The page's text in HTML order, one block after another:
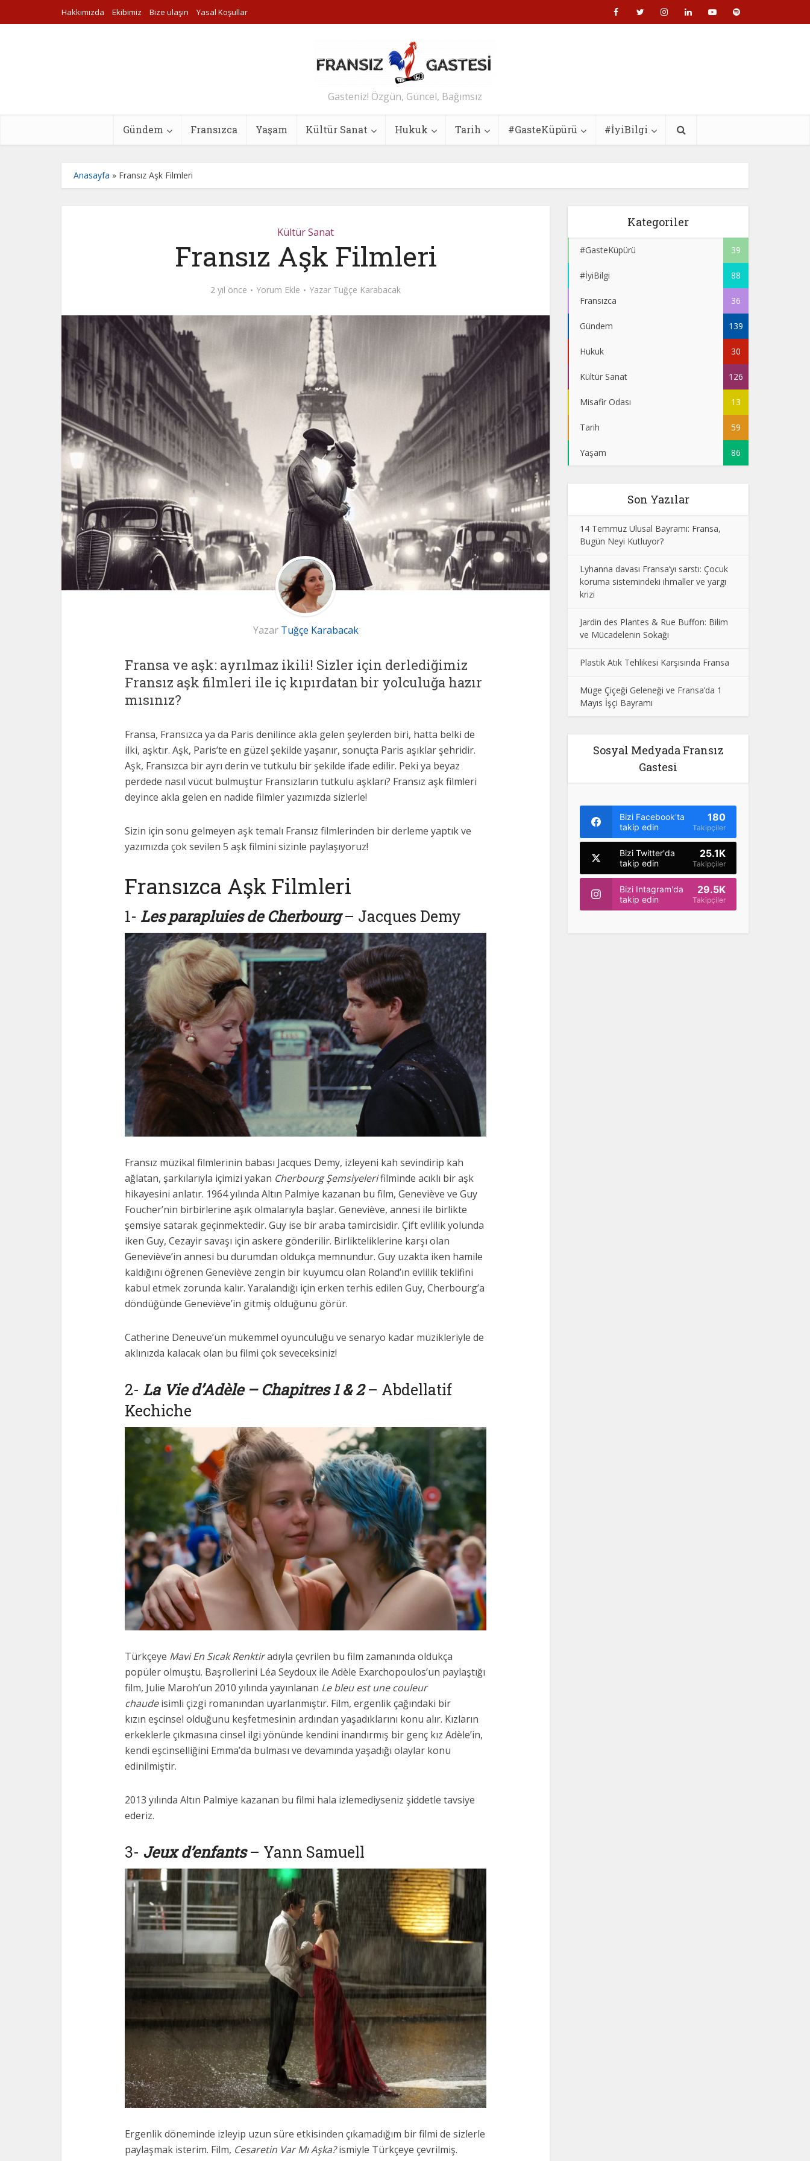
Hakkımızda Ekibimiz Bize ulaşın Yasal Koşullar
Gasteniz! Özgün, Güncel, Bağımsız
Gündem Fransızca Yaşam Kültür Sanat Hukuk Tarih #GasteKüpürü #İyiBilgi
Anasayfa » Fransız Aşk Filmleri
Kültür Sanat
Fransız Aşk Filmleri
2 yıl önce Yorum Ekle Yazar Tuğçe Karabacak
Yazar Tuğçe Karabacak
Fransa ve aşk: ayrılmaz ikili! Sizler için derlediğimiz
Fransız aşk filmleri ile iç kıpırdatan bir yolculuğa hazır
mısınız?
Fransa, Fransızca ya da Paris denilince akla gelen şeylerden biri, hatta belki de
ilki, aşktır. Aşk, Paris’te en güzel şekilde yaşanır, sonuçta Paris aşıklar şehridir.
Aşk, Fransızca bir ayrı derin ve tutkulu bir şekilde ifade edilir. Peki ya beyaz
perdede nasıl vücut bulmuştur Fransızların tutkulu aşkları? Fransız aşk filmleri
deyince akla gelen en nadide filmler yazımızda sizlerle!
Sizin için sonu gelmeyen aşk temalı Fransız filmlerinden bir derleme yaptık ve
yazımızda çok sevilen 5 aşk filmini sizinle paylaşıyoruz!
Fransızca Aşk Filmleri
1- Les parapluies de Cherbourg– Jacques Demy
Fransız müzikal filmlerinin babası Jacques Demy, izleyeni kah sevindirip kah
ağlatan, şarkılarıyla içimizi yakan Cherbourg Şemsiyelerifilminde acıklı bir aşk
hikayesini anlatır. 1964 yılında Altın Palmiye kazanan bu film, Geneviève ve Guy
Foucher’nin birbirlerine aşık olmalarıyla başlar. Geneviève, annesi ile birlikte
şemsiye satarak geçinmektedir. Guy ise bir araba tamircisidir. Çift evlilik yolunda
iken Guy, Cezayir savaşı için askere gönderilir. Birlikteliklerine karşı olan
Geneviève’in annesi bu durumdan oldukça memnundur. Guy uzakta iken hamile
kaldığını öğrenen Geneviève zengin bir kuyumcu olan Roland’ın evlilik teklifini
kabul etmek zorunda kalır. Yaralandığı için erken terhis edilen Guy, Cherbourg’a
döndüğünde Geneviève’in gitmiş olduğunu görür.
Catherine Deneuve’ün mükemmel oyunculuğu ve senaryo kadar müzikleriyle de
aklınızda kalacak olan bu filmi çok seveceksiniz!
2- La Vie d’Adèle – Chapitres 1 & 2– Abdellatif
Kechiche
Türkçeye Mavi En Sıcak Renktiradıyla çevrilen bu film zamanında oldukça
popüler olmuştu. Başrollerini Léa Seydoux ile Adèle Exarchopoulos’un paylaştığı
film, Julie Maroh’un 2010 yılında yayınlanan Le bleu est une couleur
chaudeisimli çizgi romanından uyarlanmıştır. Film, ergenlik çağındaki bir
kızın eşcinsel olduğunu keşfetmesinin ardından yaşadıklarını konu alır. Kızların
erkeklerle çıkmasına cinsel ilgi yönünde kendini inandırmış bir genç kız Adèle’in,
kendi eşcinselliğini Emma’da bulması ve devamında yaşadığı olaylar konu
edinilmiştir.
2013 yılında Altın Palmiye kazanan bu filmi hala izlemediyseniz şiddetle tavsiye
ederiz.
3- Jeux d’enfants– Yann Samuell
Ergenlik döneminde izleyip uzun süre etkisinden çıkamadığım bir filmi de sizlerle
paylaşmak isterim. Film, Cesaretin Var Mı Aşka?ismiyle Türkçeye çevrilmiş.
Kategoriler
#GasteKüpürü 39
#İyiBilgi 88
Fransızca 36
Gündem 139
Hukuk 30
Kültür Sanat 126
Misafir Odası 13
Tarih 59
Yaşam 86
Son Yazılar
14 Temmuz Ulusal Bayramı: Fransa,
Bugün Neyi Kutluyor?
Lyhanna davası Fransa’yı sarstı: Çocuk
koruma sistemindeki ihmaller ve yargı
krizi
Jardin des Plantes & Rue Buffon: Bilim
ve Mücadelenin Sokağı
Plastik Atık Tehlikesi Karşısında Fransa
Müge Çiçeği Geleneği ve Fransa’da 1
Mayıs İşçi Bayramı
Sosyal Medyada Fransız
Gastesi
Bizi Facebook'ta
takip edin
180
Takipçiler
Bizi Twitter'da
takip edin
25.1K
Takipçiler
Bizi Intagram'da
takip edin
29.5K
Takipçiler